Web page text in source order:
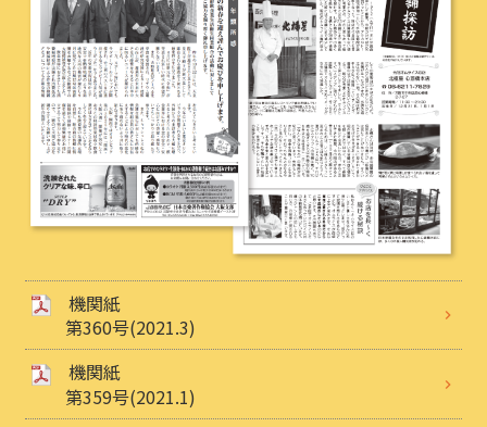
機関紙
第360号(2021.3)
機関紙
第359号(2021.1)